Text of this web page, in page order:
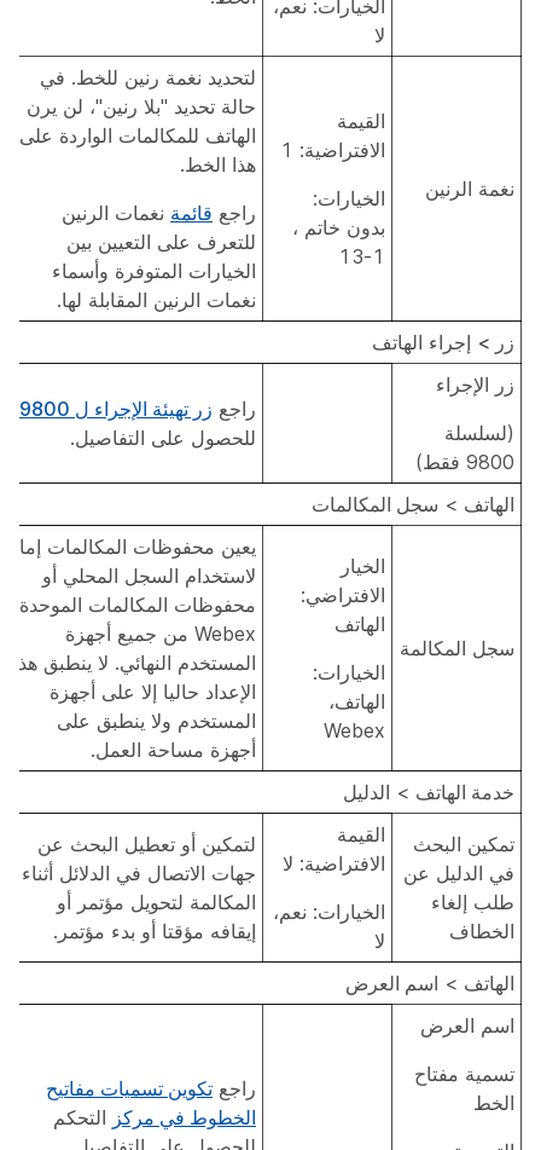
الخيارات: نعم،
لا
نغمة الرنين
القيمة
الافتراضية: 1
الخيارات:
بدون خاتم ،
1-13
لتحديد نغمة رنين للخط. في
حالة تحديد "بلا رنين"، لن يرن
الهاتف للمكالمات الواردة على
هذا الخط.
راجع قائمة نغمات الرنين
للتعرف على التعيين بين
الخيارات المتوفرة وأسماء
نغمات الرنين المقابلة لها.
زر > إجراء الهاتف
زر الإجراء
(لسلسلة
9800 فقط)
راجع زر تهيئة الإجراء ل 9800
للحصول على التفاصيل.
الهاتف > سجل المكالمات
سجل المكالمة
الخيار
الافتراضي:
الهاتف
الخيارات:
الهاتف،
Webex
يعين محفوظات المكالمات إما
لاستخدام السجل المحلي أو
محفوظات المكالمات الموحدة
Webex من جميع أجهزة
المستخدم النهائي. لا ينطبق هذا
الإعداد حاليا إلا على أجهزة
المستخدم ولا ينطبق على
أجهزة مساحة العمل.
خدمة الهاتف > الدليل
تمكين البحث
في الدليل عن
طلب إلغاء
الخطاف
القيمة
الافتراضية: لا
الخيارات: نعم،
لا
لتمكين أو تعطيل البحث عن
جهات الاتصال في الدلائل أثناء
المكالمة لتحويل مؤتمر أو
إيقافه مؤقتا أو بدء مؤتمر.
الهاتف > اسم العرض
اسم العرض
تسمية مفتاح
الخط
راجع تكوين تسميات مفاتيح
الخطوط في مركز التحكم